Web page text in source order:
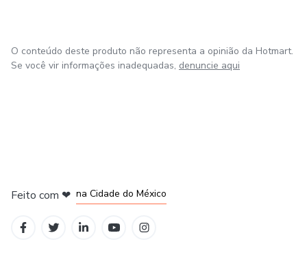
O conteúdo deste produto não representa a opinião da Hotmart.
Se você vir informações inadequadas, denuncie aqui
Feito com ❤ na Cidade do México